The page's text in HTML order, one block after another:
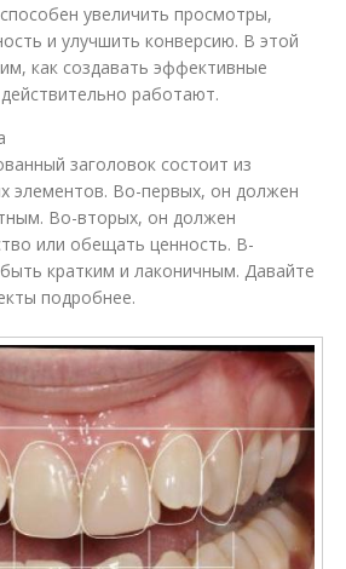
увеличить просмотры,
и улучшить конверсию. В этой
как создавать эффективные
работают.
заголовок состоит из
элементов. Во-первых, он должен
Во-вторых, он должен
или обещать ценность. В-
кратким и лаконичным. Давайте
подробнее.